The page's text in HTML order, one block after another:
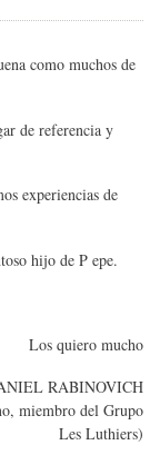
como muchos de
de referencia y
experiencias de
hijo de P epe.
Los quiero mucho
RABINOVICH
miembro del Grupo
Les Luthiers)